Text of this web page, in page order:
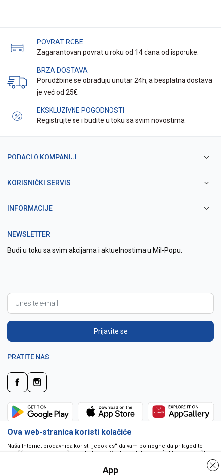
POVRAT ROBE
Zagarantovan povrat u roku od 14 dana od isporuke.
BRZA DOSTAVA
Porudžbine se obrađuju unutar 24h, a besplatna dostava
je već od 25€.
EKSKLUZIVNE POGODNOSTI
Registrujte se i budite u toku sa svim novostima.
PODACI O KOMPANIJI
KORISNIČKI SERVIS
INFORMACIJE
NEWSLETTER
Budi u toku sa svim akcijama i aktuelnostima u Mil-Popu.
Prijavite se
PRATITE NAS
Ova web-stranica koristi kolačiće
Naša Internet prodavnica koristi „cookies“ da vam pomogne da prilagodite
korišćenje interneta vašim potrebama. Cookie je tekstualni fajl koji je smešten
da pokrenu program ili da isporuče virus vašem računaru. Cookie-i su
jedinstveno dodeljeni vama, i jedino mogu biti pročitani od strane web servera
App